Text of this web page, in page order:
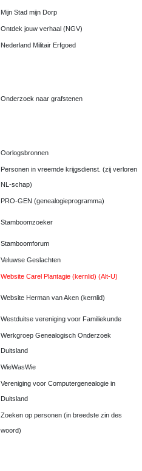
Mijn Stad mijn Dorp
Ontdek jouw verhaal (NGV)
Nederland Militair Erfgoed
Onderzoek naar grafstenen
Oorlogsbronnen
Personen in vreemde krijgsdienst. (zij verloren
NL-schap)
PRO-GEN (genealogieprogramma)
Stamboomzoeker
Stamboomforum
Veluwse Geslachten
Website Carel Plantagie (kernlid) (Alt-U)
Website Herman van Aken (kernlid)
Westduitse vereniging voor Familiekunde
Werkgroep Genealogisch Onderzoek
Duitsland
WieWasWie
Vereniging voor Computergenealogie in
Duitsland
Zoeken op personen (in breedste zin des
woord)